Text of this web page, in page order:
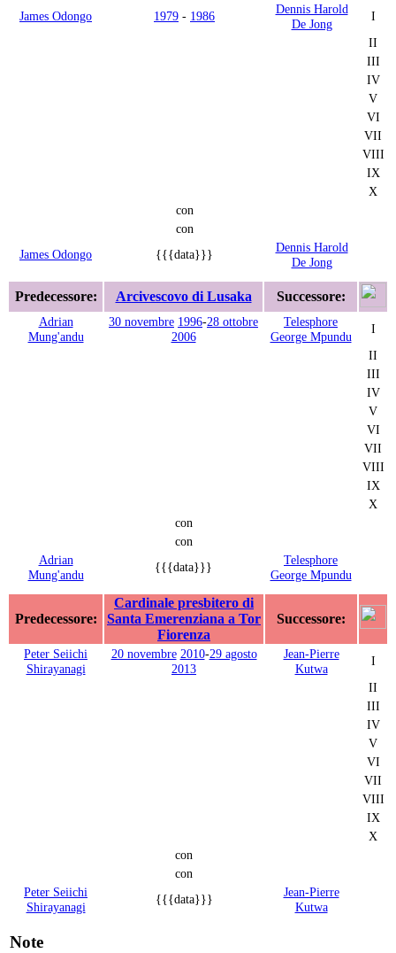
James Odongo 1979 - 1986
Dennis Harold
De Jong
I
II
III
IV
V
VI
VII
VIII
IX
X
con
con
James Odongo
{{{data}}}
Dennis Harold
De Jong
Predecessore: Arcivescovo di Lusaka Successore:
Adrian
Mung'andu
30 novembre 1996-28 ottobre
2006
Telesphore
George Mpundu
I
II
III
IV
V
VI
VII
VIII
IX
X
con
con
Adrian
Mung'andu
{{{data}}}
Telesphore
George Mpundu
Predecessore:
Cardinale presbitero di
Santa Emerenziana a Tor
Fiorenza
Successore:
Peter Seiichi
Shirayanagi
20 novembre 2010-29 agosto
2013
Jean-Pierre
Kutwa
I
II
III
IV
V
VI
VII
VIII
IX
X
con
con
Peter Seiichi
Shirayanagi
{{{data}}}
Jean-Pierre
Kutwa
Note